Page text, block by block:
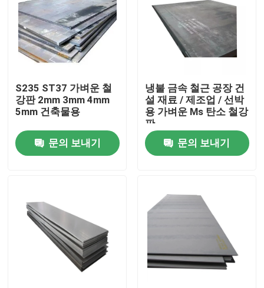
제품
비디오
S235 ST37 가벼운 철
강판 2mm 3mm 4mm
5mm 건축물용
문의 보내기
냉불 금속 철근 공장 건
설 재료 / 제조업 / 선박
용 가벼운 Ms 탄소 철강
판
문의 보내기